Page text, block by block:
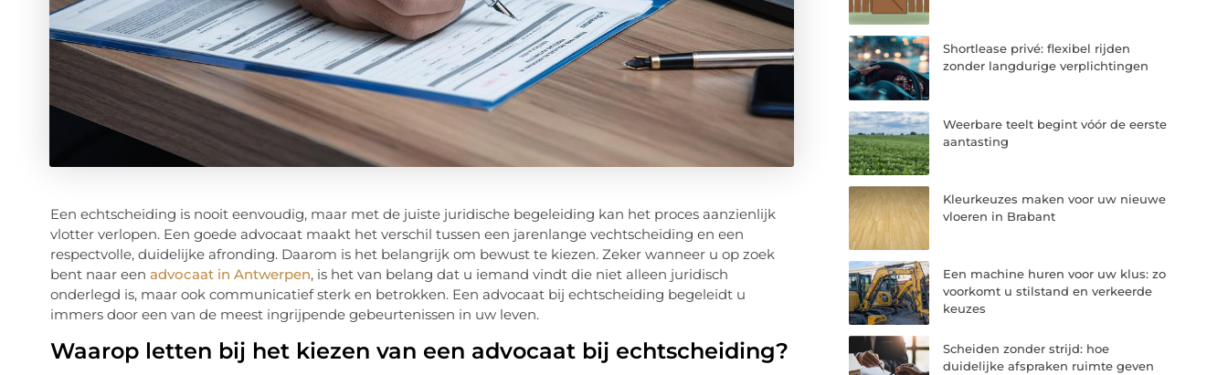
Een echtscheiding is nooit eenvoudig, maar met de juiste juridische begeleiding kan het proces aanzienlijk
vlotter verlopen. Een goede advocaat maakt het verschil tussen een jarenlange vechtscheiding en een
respectvolle, duidelijke afronding. Daarom is het belangrijk om bewust te kiezen. Zeker wanneer u op zoek
bent naar een advocaat in Antwerpen, is het van belang dat u iemand vindt die niet alleen juridisch
onderlegd is, maar ook communicatief sterk en betrokken. Een advocaat bij echtscheiding begeleidt u
immers door een van de meest ingrijpende gebeurtenissen in uw leven.
Waarop letten bij het kiezen van een advocaat bij echtscheiding?
Shortlease privé: flexibel rijden
zonder langdurige verplichtingen
Weerbare teelt begint vóór de eerste
aantasting
Kleurkeuzes maken voor uw nieuwe
vloeren in Brabant
Een machine huren voor uw klus: zo
voorkomt u stilstand en verkeerde
keuzes
Scheiden zonder strijd: hoe
duidelijke afspraken ruimte geven